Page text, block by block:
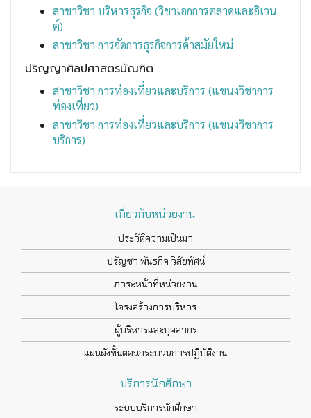
สาขาวิชา บริหารธุรกิจ (วิชาเอกการตลาดและอิเวน
ต์)
สาขาวิชา การจัดการธุรกิจการค้าสมัยใหม่
ปริญญาศิลปศาสตรบัณฑิต
สาขาวิชา การท่องเที่ยวและบริการ (แขนงวิชาการ
ท่องเที่ยว)
สาขาวิชา การท่องเที่ยวและบริการ (แขนงวิชาการ
บริการ)
เกี่ยวกับหน่วยงาน
ประวัติความเป็นมา
ปรัญชา พันธกิจ วิสัยทัศน์
ภาระหน้าที่หน่วยงาน
โครงสร้างการบริหาร
ผู้บริหารและบุคลากร
แผนผังขั้นตอนกระบวนการปฏิบัติงาน
บริการนักศึกษา
ระบบบริการนักศึกษา